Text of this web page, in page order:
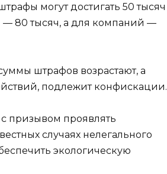
могут достигать 50 тысяч
80 тысяч, а для компаний —
штрафов возрастают, а
подлежит конфискации.
призывом проявлять
случаях нелегального
экологическую